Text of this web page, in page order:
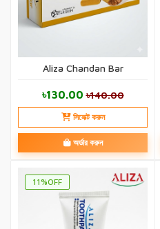
Aliza Chandan Bar
৳130.00 ৳140.00
সিলেক্ট করুন
অর্ডার করুন
11%OFF